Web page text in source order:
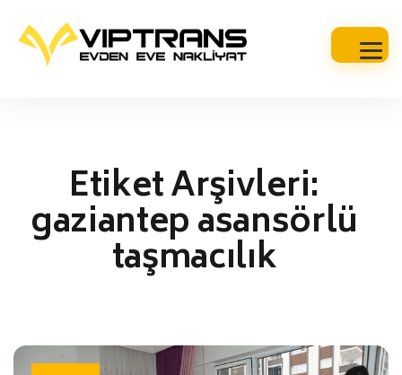
Etiket Arşivleri:
gaziantep asansörlü
taşmacılık